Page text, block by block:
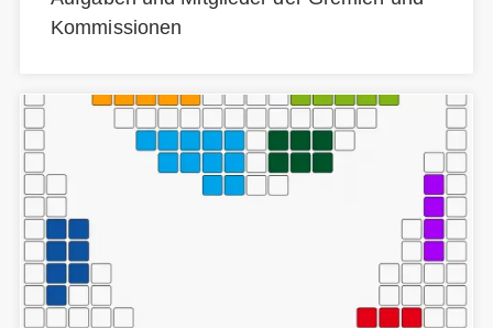
Kommissionen